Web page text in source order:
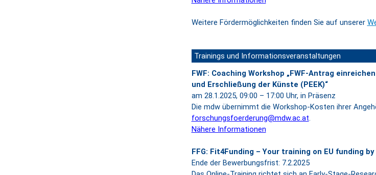
Weitere Fördermöglichkeiten finden Sie auf unserer
Trainings und Informationsveranstaltungen
FWF: Coaching Workshop „FWF-Antrag
und Erschließung der Künste (PEEK)“
am 28.1.2025, 09:00 – 17:00 Uhr, in Präsenz
Die mdw übernimmt die Workshop-Kosten ihrer
forschungsfoerderung@mdw.ac.at.
Nähere Informationen
FFG: Fit4Funding – Your training on EU funding by
Ende der Bewerbungsfrist: 7.2.2025